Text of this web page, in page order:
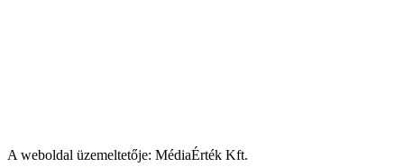
A weboldal üzemeltetője: MédiaÉrték Kft.